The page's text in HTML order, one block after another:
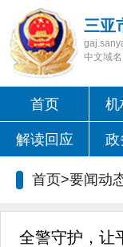
三亚
中文域
首页 机
解读回应 政
首页>要闻动
全警守护，让